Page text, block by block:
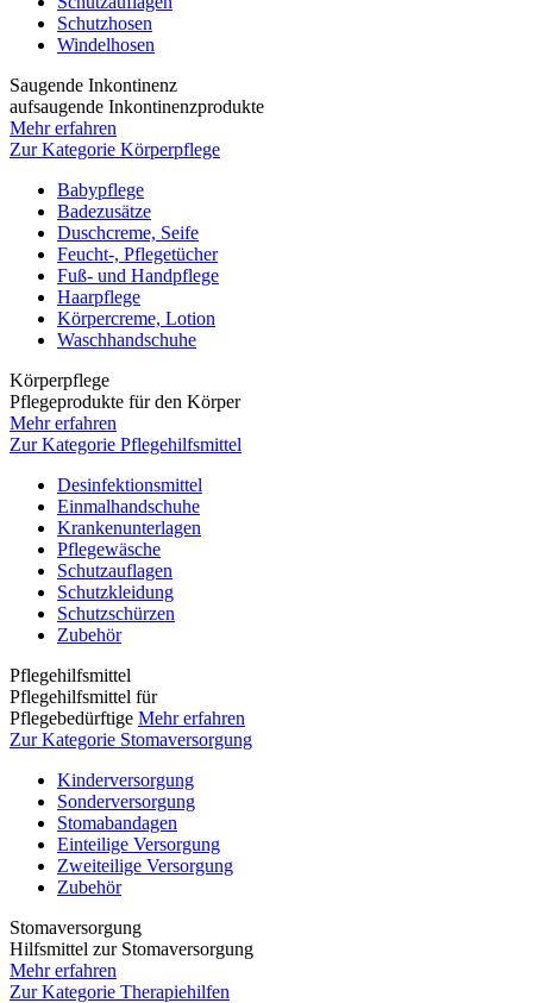
Schutzhosen
Windelhosen
Saugende Inkontinenz
aufsaugende Inkontinenzprodukte
Mehr erfahren
Zur Kategorie Körperpflege
Babypflege
Badezusätze
Duschcreme, Seife
Feucht-, Pflegetücher
Fuß- und Handpflege
Haarpflege
Körpercreme, Lotion
Waschhandschuhe
Körperpflege
Pflegeprodukte für den Körper
Mehr erfahren
Zur Kategorie Pflegehilfsmittel
Desinfektionsmittel
Einmalhandschuhe
Krankenunterlagen
Pflegewäsche
Schutzauflagen
Schutzkleidung
Schutzschürzen
Zubehör
Pflegehilfsmittel
Pflegehilfsmittel für
Pflegebedürftige Mehr erfahren
Zur Kategorie Stomaversorgung
Kinderversorgung
Sonderversorgung
Stomabandagen
Einteilige Versorgung
Zweiteilige Versorgung
Zubehör
Stomaversorgung
Hilfsmittel zur Stomaversorgung
Mehr erfahren
Zur Kategorie Therapiehilfen